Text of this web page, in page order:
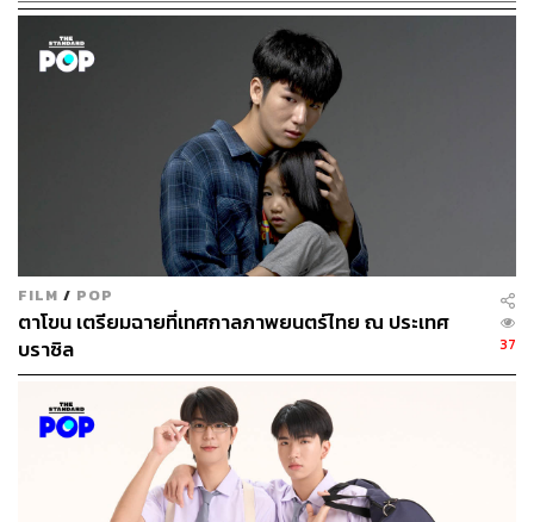
ก่อนจะเริ่มต้นการประกาศไลน์อัปคอนเทนต์ซีรีส์ไทยร่วมกับ
หลากหลายค่าย ประเดิมด้วย GMMTV กับ 2 ซีรีส์วาย ที่มี
กำหนดฉายในปีนี้อย่าง ‘ภาวะรักคนหมดไฟ’ การกลับมาเจอ
กันอีกครั้งระหว่าง ออฟ จุมพล และ กัน อรรถพันธ์ พร้อมเปิด
ตัว Official Trailer เป็นที่แรก ตามมาด้วย ‘มีสติหน่อยคุณธีร์’
ซึ่งถือเป็นการกลับมาร่วมงานกันของ ปอนด์ ณราวิชญ์ และ
ภูวินทร์ ตั้งศักดิ์ยืน เช่นกัน ก่อนปิดท้ายด้วยซีรีส์ยูริ ที่รวมตัว 3
คู่สุดฮ็อต มิ้ลค์-เลิฟ, น้ำตาล-ฟิล์ม และ วิว-มิ้ม ไว้ด้วยกันใน
‘Girl Rules กฎหลัก…ห้ามรักเธอ’
ต่อเนื่องด้วยโปรเจกต์ซีรีส์ยูริที่รวบรวม 8 นักแสดงชื่อดังของ
ประเทศไทย ‘บ้านวาทินวณิช 4 Elements’ ถ่ายทอดซีรีส์ 4
รสชาติ ได้แก่ ‘วิวาห์ปฐพี’ นำแสดงโดย แอปเปิ้ล ลาภิสรา
และ มิ้ม ปัณฑิตา ‘นทีร้อยเล่ห์’ นำแสดงโดย อิงฟ้า วราหะ
และ ชาล็อต ออสติน ‘เสน่หาวาโย’ นำแสดงโดย ฟรีน สโรชา
และ เบ็คกี้ รีเบคก้า ปิดท้ายด้วย ‘โซ่รักอัคนี’ นำแสดงโดย น้ำ
หนึ่ง มิลิญ และ เนย กานต์ธีรา
FILM / POP
ตาโขน เตรียมฉายที่เทศกาลภาพยนตร์ไทย ณ ประเทศ
บราซิล
37